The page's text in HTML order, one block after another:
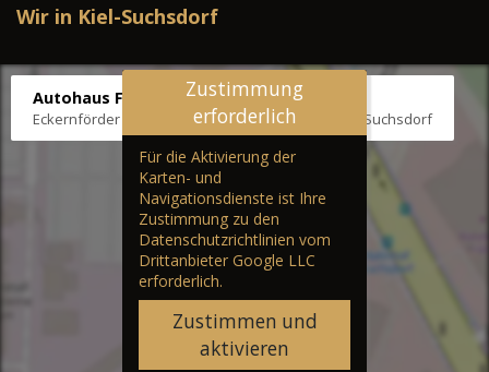
Wir in Kiel-Suchsdorf
Autohaus Fräter
Eckernförder Str. /Klausbrooker Weg 1, 24107 Kiel-Suchsdorf
Zustimmung
erforderlich
Für die Aktivierung der
Karten- und
Navigationsdienste ist Ihre
Zustimmung zu den
Datenschutzrichtlinien vom
Drittanbieter Google LLC
erforderlich.
Zustimmen und
aktivieren